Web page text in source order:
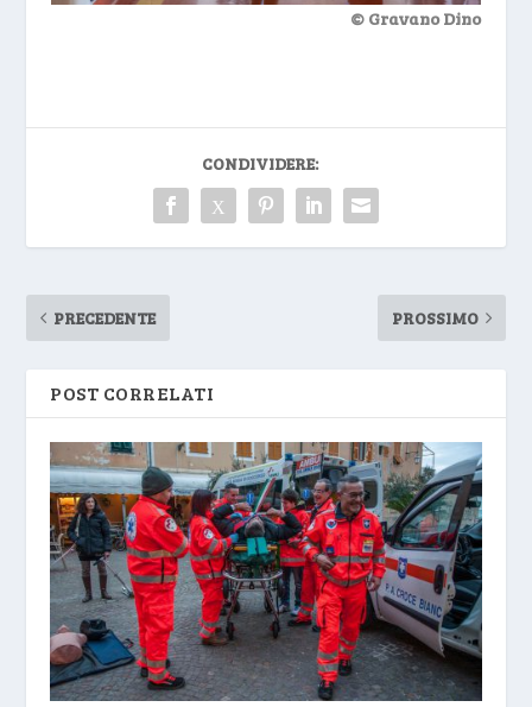
© Gravano Dino
CONDIVIDERE:
PRECEDENTE PROSSIMO
POST CORRELATI